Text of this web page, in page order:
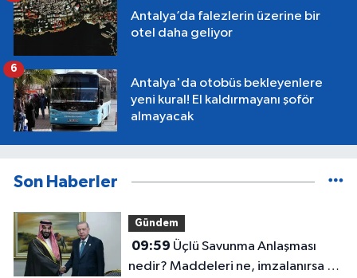
Antalya’da falezlerin üzerine bir
otel daha geliyor
Antalya'da otobüs bekleyenlere
yeni kural! El kaldırmayanı şoför
almayacak
6
Son Haberler
Gündem
09:59
nedir? Maddeleri ne, imzalanırsa ne